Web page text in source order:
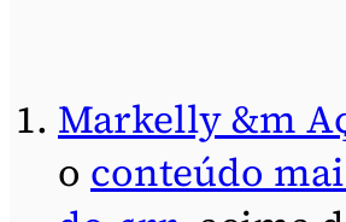
Markelly &m
o conteúdo